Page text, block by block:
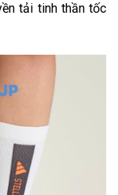
tải tinh thần tốc